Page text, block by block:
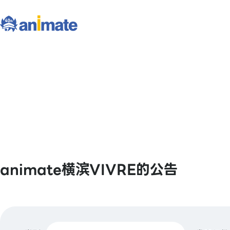
animate横滨VIVRE的公告